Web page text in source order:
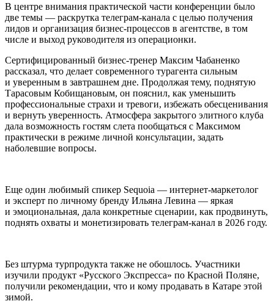
В центре внимания практической части конференции было
две темы — раскрутка телеграм-канала с целью получения
лидов и организация бизнес-процессов в агентстве, в том
числе и выход руководителя из операционки.
Сертифицированный бизнес-тренер Максим Чабаненко
рассказал, что делает современного турагента сильным
и уверенным в завтрашнем дне. Продолжая тему, поднятую
Тарасовым Кобищановым, он пояснил, как уменьшить
профессиональные страхи и тревоги, избежать обесценивания
и вернуть уверенность. Атмосфера закрытого элитного клуба
дала возможность гостям слета пообщаться с Максимом
практически в режиме личной консультации, задать
наболевшие вопросы.
Еще один любимый спикер Sequoia — интернет-маркетолог
и эксперт по личному бренду Ильяна Левина — яркая
и эмоциональная, дала конкретные сценарии, как продвинуть,
поднять охваты и монетизировать телеграм-канал в 2026 году.
Без штурма турпродукта также не обошлось. Участники
изучили продукт «Русского Экспресса» по Красной Поляне,
получили рекомендации, что и кому продавать в Катаре этой
зимой.